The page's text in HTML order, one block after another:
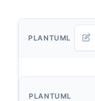
PLANTUML
PLANTUML